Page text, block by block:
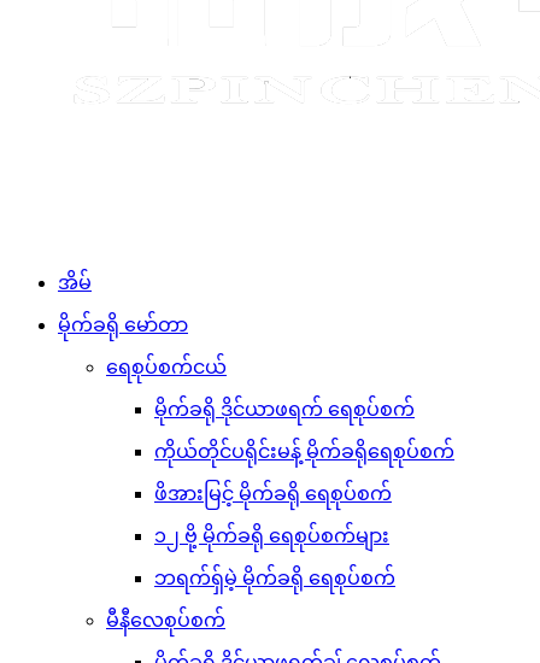
အိမ်
မိုက်ခရို မော်တာ
ရေစုပ်စက်ငယ်
မိုက်ခရို ဒိုင်ယာဖရက် ရေစုပ်စက်
ကိုယ်တိုင်ပရိုင်းမန့် မိုက်ခရိုရေစုပ်စက်
ဖိအားမြင့် မိုက်ခရို ရေစုပ်စက်
၁၂ ဗို့ မိုက်ခရို ရေစုပ်စက်များ
ဘရက်ရှ်မဲ့ မိုက်ခရို ရေစုပ်စက်
မီနီလေစုပ်စက်